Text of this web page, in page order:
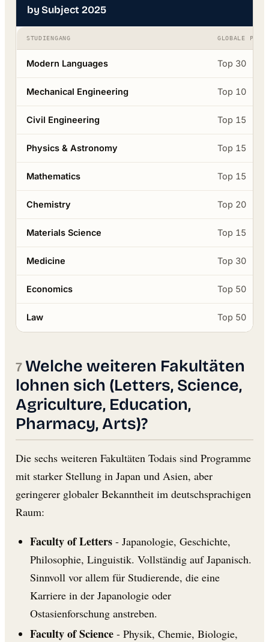
by Subject 2025
STUDIENGANG GLOBALE
Modern Languages Top 30
Mechanical Engineering Top 10
Civil Engineering Top 15
Physics & Astronomy Top 15
Mathematics Top 15
Chemistry Top 20
Materials Science Top 15
Medicine Top 30
Economics Top 50
Law Top 50
Welche weiteren Fakultäten
lohnen sich (Letters, Science,
Agriculture, Education,
Pharmacy, Arts)?
Die sechs weiteren Fakultäten Todais sind Programme
mit starker Stellung in Japan und Asien, aber
geringerer globaler Bekanntheit im deutschsprachigen
Raum:
Faculty of Letters- Japanologie, Geschichte,
Philosophie, Linguistik. Vollständig auf Japanisch.
Sinnvoll vor allem für Studierende, die eine
Karriere in der Japanologie oder
Ostasienforschung anstreben.
Faculty of Science- Physik, Chemie, Biologie,